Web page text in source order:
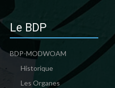
Le BDP
BDP-MODWOAM
Historique
Les Organes